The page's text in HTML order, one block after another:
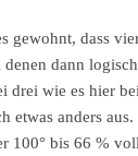
gewohnt, dass
dann
drei wie es hier
etwas anders
100° bis 66 %